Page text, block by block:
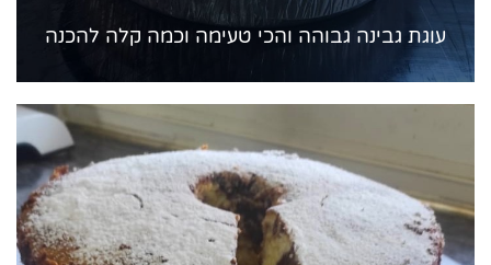
עוגת גבינה גבוהה והכי טעימה וכמה קלה להכנה